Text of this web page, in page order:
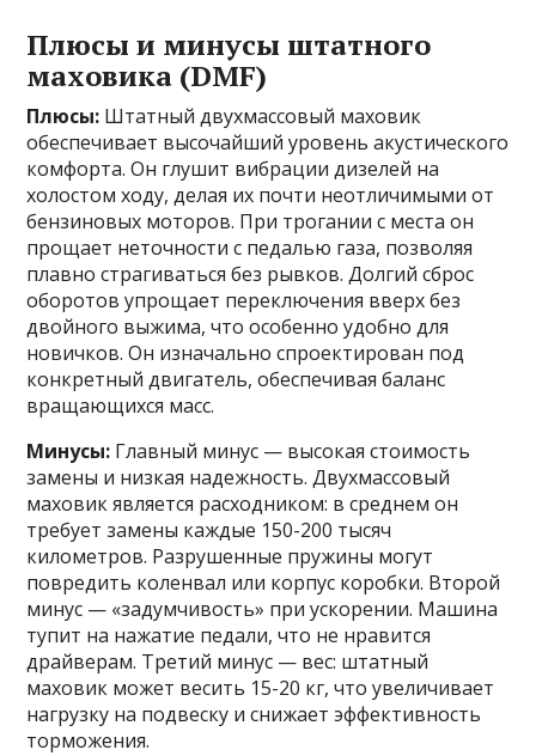
Плюсы и минусы штатного
маховика (DMF)
Плюсы: Штатный двухмассовый маховик
обеспечивает высочайший уровень акустического
комфорта. Он глушит вибрации дизелей на
холостом ходу, делая их почти неотличимыми от
бензиновых моторов. При трогании с места он
прощает неточности с педалью газа, позволяя
плавно страгиваться без рывков. Долгий сброс
оборотов упрощает переключения вверх без
двойного выжима, что особенно удобно для
новичков. Он изначально спроектирован под
конкретный двигатель, обеспечивая баланс
вращающихся масс.
Минусы: Главный минус — высокая стоимость
замены и низкая надежность. Двухмассовый
маховик является расходником: в среднем он
требует замены каждые 150-200 тысяч
километров. Разрушенные пружины могут
повредить коленвал или корпус коробки. Второй
минус — «задумчивость» при ускорении. Машина
тупит на нажатие педали, что не нравится
драйверам. Третий минус — вес: штатный
маховик может весить 15-20 кг, что увеличивает
нагрузку на подвеску и снижает эффективность
торможения.